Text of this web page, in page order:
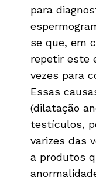
para
se que, em
repetir este
vezes para
Essas
(dilatação
testículos,
varizes das
a produtos